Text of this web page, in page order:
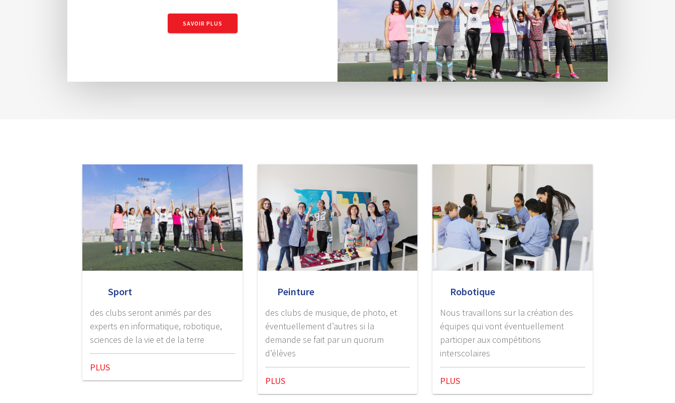
SAVOIR PLUS
Sport
des clubs seront animés par des
experts en informatique, robotique,
sciences de la vie et de la terre
PLUS
Peinture
des clubs de musique, de photo, et
éventuellement d’autres si la
demande se fait par un quorum
d’élèves
PLUS
Robotique
Nous travaillons sur la création des
équipes qui vont éventuellement
participer aux compétitions
interscolaires
PLUS